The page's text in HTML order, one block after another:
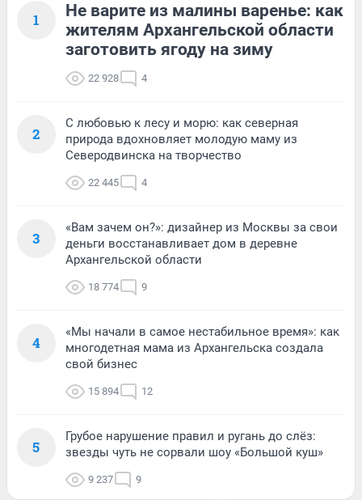
1
Не варите из малины варенье: как
жителям Архангельской области
заготовить ягоду на зиму
22 928 4
2
С любовью к лесу и морю: как северная
природа вдохновляет молодую маму из
Северодвинска на творчество
22 445 4
3
«Вам зачем он?»: дизайнер из Москвы за свои
деньги восстанавливает дом в деревне
Архангельской области
18 774 9
4
«Мы начали в самое нестабильное время»: как
многодетная мама из Архангельска создала
свой бизнес
15 894 12
5
Грубое нарушение правил и ругань до слёз:
звезды чуть не сорвали шоу «Большой куш»
9 237 9